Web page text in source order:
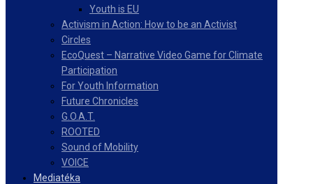
Youth is EU
Activism in Action: How to be an Activist
Circles
EcoQuest – Narrative Video Game for Climate
Participation
For Youth Information
Future Chronicles
G.O.A.T.
ROOTED
Sound of Mobility
VOICE
Mediatéka